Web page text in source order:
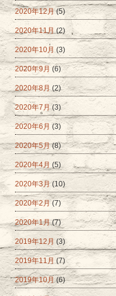
2020年12月(5)
2020年11月 (2)
2020年10月 (3)
2020年9月 (6)
2020年8月(2)
2020年7月(3)
2020年6月 (3)
2020年5月(8)
2020年4月 (5)
2020年3月(10)
2020年2月(7)
2020年1月(7)
2019年12月 (3)
2019年11月 (7)
2019年10月(6)